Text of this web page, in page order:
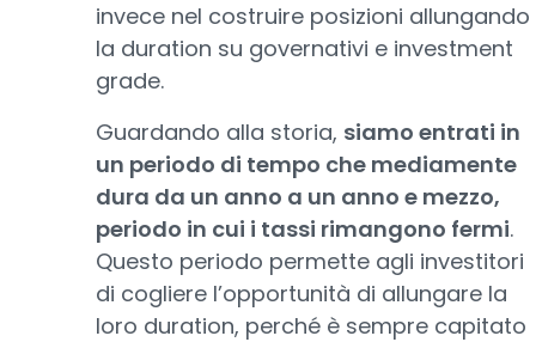
invece nel costruire posizioni allungando
la duration su governativi e investment
grade.
Guardando alla storia, siamo entrati in
un periodo di tempo che mediamente
dura da un anno a un anno e mezzo,
periodo in cui i tassi rimangono fermi.
Questo periodo permette agli investitori
di cogliere l’opportunità di allungare la
loro duration, perché è sempre capitato